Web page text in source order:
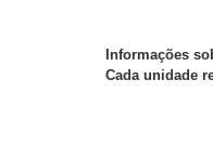
Informações
Cada unidade